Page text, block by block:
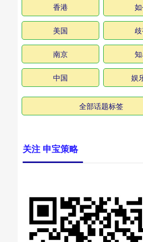
香港
美国
南京
中国 娱
全部话题标签
关注 申宝策略